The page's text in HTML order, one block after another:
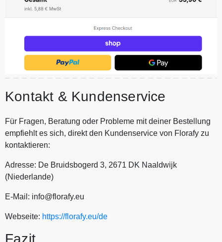
Kontakt & Kundenservice
Für Fragen, Beratung oder Probleme mit deiner Bestellung
empfiehlt es sich, direkt den Kundenservice von Florafy zu
kontaktieren:
Adresse: De Bruidsbogerd 3, 2671 DK Naaldwijk
(Niederlande)
E-Mail: info@florafy.eu
Webseite: https://florafy.eu/de
Fazit